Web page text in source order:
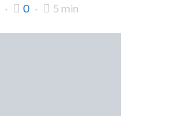
0 5 min